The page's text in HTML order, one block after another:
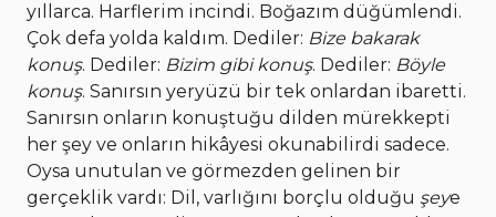
yıllarca. Harflerim incindi. Boğazım düğümlendi.
Çok defa yolda kaldım. Dediler: Bize bakarak
konuş. Dediler: Bizim gibi konuş. Dediler: Böyle
konuş. Sanırsın yeryüzü bir tek onlardan ibaretti.
Sanırsın onların konuştuğu dilden mürekkepti
her şey ve onların hikâyesi okunabilirdi sadece.
Oysa unutulan ve görmezden gelinen bir
gerçeklik vardı: Dil, varlığını borçlu olduğu şeye